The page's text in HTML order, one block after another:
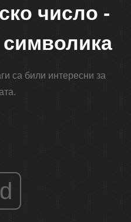
число -
са били интересни за